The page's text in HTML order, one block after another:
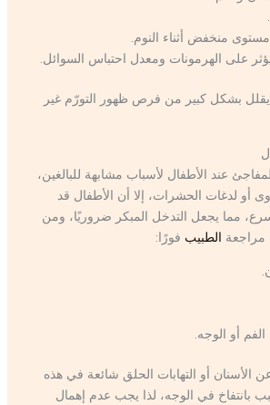
منخفض أثناء النوم.
على الهرمونات ومعدل احتباس السوائل.
بشكل كبير من فرص ظهور التورّم غير
عند الأطفال لأسباب مشابهة للبالغين،
أو لدغات الحشرات، إلا أن الأطفال قد
مما يجعل التدخل المبكر ضروريًا، ومن
مراجعة الطبيب فورًا:
أو الوجه.
الأسنان أو التهابات الحلق شائعة في هذه
بانتفاخ في الوجه، لذا يجب عدم إهمال